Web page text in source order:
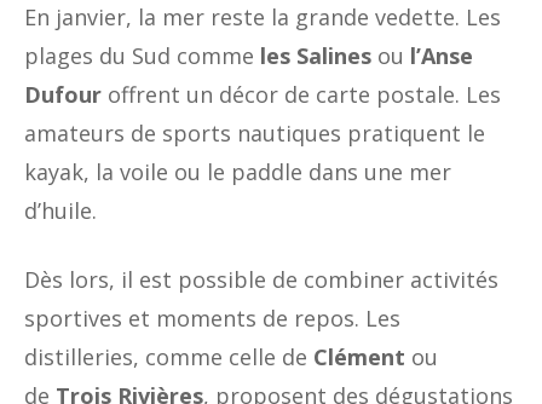
En janvier, la mer reste la grande vedette. Les
plages du Sud comme les Salines ou l’Anse
Dufour offrent un décor de carte postale. Les
amateurs de sports nautiques pratiquent le
kayak, la voile ou le paddle dans une mer
d’huile.
Dès lors, il est possible de combiner activités
sportives et moments de repos. Les
distilleries, comme celle de Clément ou
de Trois Rivières, proposent des dégustations